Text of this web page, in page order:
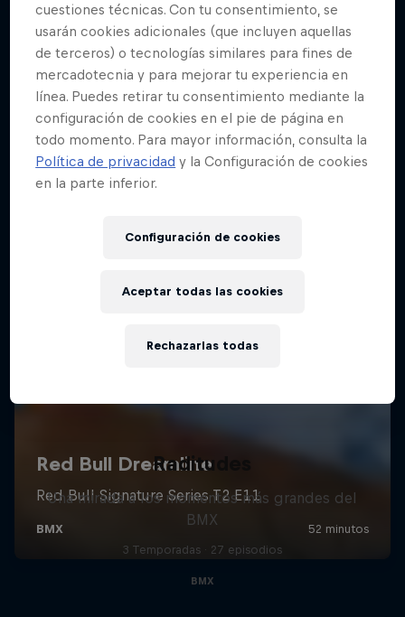
Raditudes
Una mirada a los momentos más grandes del
BMX
3 Temporadas · 27 episodios
BMX
cuestiones técnicas. Con tu consentimiento, se
usarán cookies adicionales (que incluyen aquellas
de terceros) o tecnologías similares para fines de
mercadotecnia y para mejorar tu experiencia en
línea. Puedes retirar tu consentimiento mediante la
configuración de cookies en el pie de página en
todo momento. Para mayor información, consulta la
Política de privacidad y la Configuración de cookies
en la parte inferior.
Configuración de cookies
Rechazarlas todas
Aceptar todas las cookies